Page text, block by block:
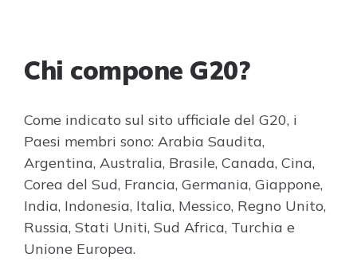
Chi compone G20?
Come indicato sul sito ufficiale del G20, i
Paesi membri sono: Arabia Saudita,
Argentina, Australia, Brasile, Canada, Cina,
Corea del Sud, Francia, Germania, Giappone,
India, Indonesia, Italia, Messico, Regno Unito,
Russia, Stati Uniti, Sud Africa, Turchia e
Unione Europea.